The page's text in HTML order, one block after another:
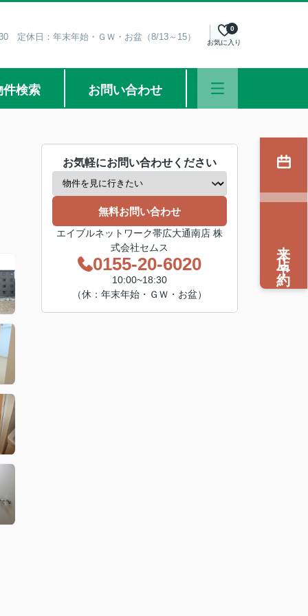
定休日：年末年始・ＧＷ・お盆（8/13～15） お気に入り
0
件検索 お問い合わせ
お気軽にお問い合わせください
無料お問い合わせ
エイブルネットワーク帯広大通南店 株
式会社セムス
0155-20-6020
10:00~18:30
（休：年末年始・ＧＷ・お盆）
来店予約